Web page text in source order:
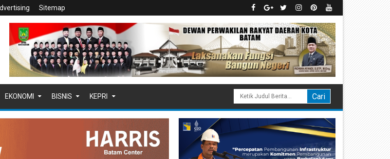
Sitemap
EKONOMI BISNIS KEPRI